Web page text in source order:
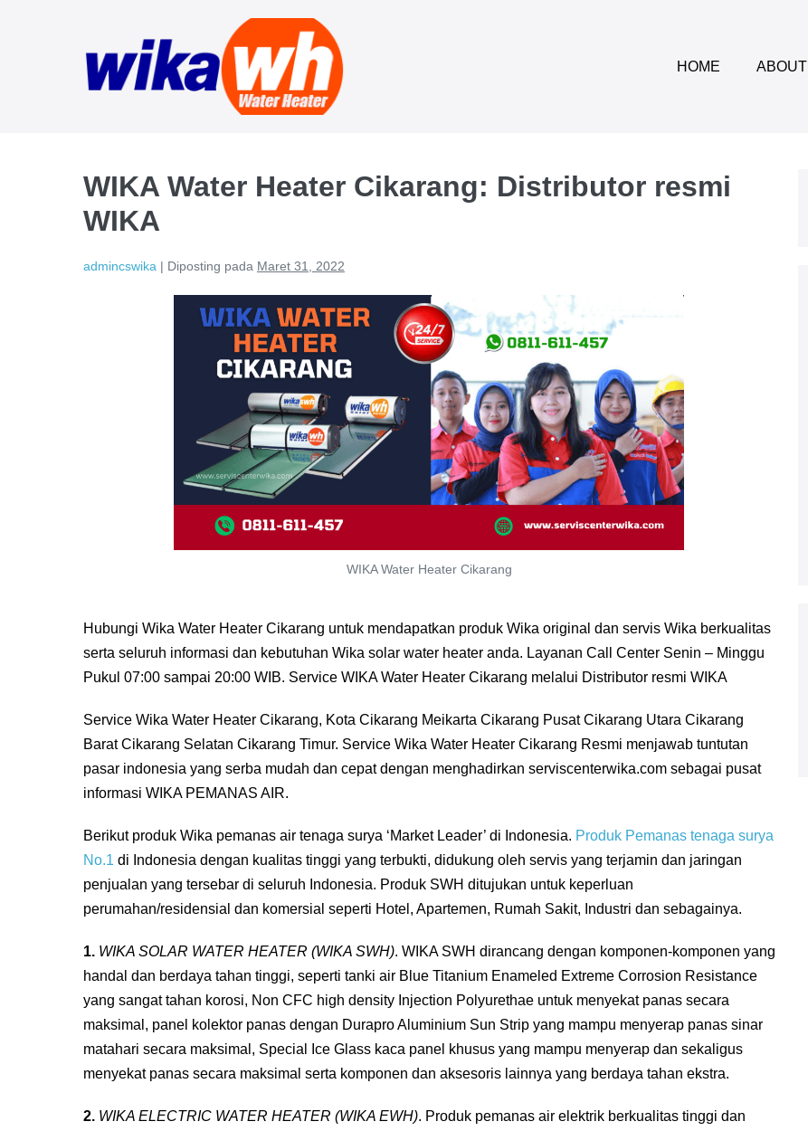
HOME ABOUT
WIKA Water Heater Cikarang: Distributor resmi
WIKA
admincswika | Diposting pada Maret 31, 2022
WIKA Water Heater Cikarang
Hubungi Wika Water Heater Cikarang untuk mendapatkan produk Wika original dan servis Wika berkualitas
serta seluruh informasi dan kebutuhan Wika solar water heater anda. Layanan Call Center Senin – Minggu
Pukul 07:00 sampai 20:00 WIB. Service WIKA Water Heater Cikarang melalui Distributor resmi WIKA
Service Wika Water Heater Cikarang, Kota Cikarang Meikarta Cikarang Pusat Cikarang Utara Cikarang
Barat Cikarang Selatan Cikarang Timur. Service Wika Water Heater Cikarang Resmi menjawab tuntutan
pasar indonesia yang serba mudah dan cepat dengan menghadirkan serviscenterwika.com sebagai pusat
informasi WIKA PEMANAS AIR.
Berikut produk Wika pemanas air tenaga surya ‘Market Leader’ di Indonesia. Produk Pemanas tenaga surya
No.1 di Indonesia dengan kualitas tinggi yang terbukti, didukung oleh servis yang terjamin dan jaringan
penjualan yang tersebar di seluruh Indonesia. Produk SWH ditujukan untuk keperluan
perumahan/residensial dan komersial seperti Hotel, Apartemen, Rumah Sakit, Industri dan sebagainya.
1. WIKA SOLAR WATER HEATER (WIKA SWH). WIKA SWH dirancang dengan komponen-komponen yang
handal dan berdaya tahan tinggi, seperti tanki air Blue Titanium Enameled Extreme Corrosion Resistance
yang sangat tahan korosi, Non CFC high density Injection Polyurethae untuk menyekat panas secara
maksimal, panel kolektor panas dengan Durapro Aluminium Sun Strip yang mampu menyerap panas sinar
matahari secara maksimal, Special Ice Glass kaca panel khusus yang mampu menyerap dan sekaligus
menyekat panas secara maksimal serta komponen dan aksesoris lainnya yang berdaya tahan ekstra.
2. WIKA ELECTRIC WATER HEATER (WIKA EWH). Produk pemanas air elektrik berkualitas tinggi dan